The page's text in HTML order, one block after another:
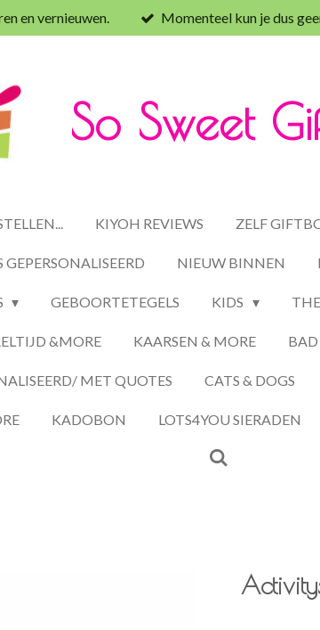
en vernieuwen. Momenteel kun je dus
So Sweet
KIYOH REVIEWS ZELF
NIEUW BINNEN
GEBOORTETEGELS KIDS
&MORE KAARSEN & MORE
MET QUOTES CATS & DOGS
KADOBON LOTS4YOU SIERADEN